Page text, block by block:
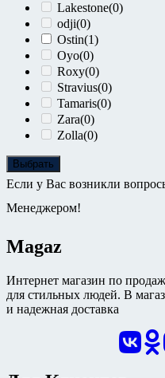
Lakestone(0)
odji(0)
Ostin(1)
Oyo(0)
Roxy(0)
Stravius(0)
Tamaris(0)
Zara(0)
Zolla(0)
Выбрать
Если у Вас возникли
Менеджером!
Magaz
Интернет магазин по
для стильных людей. В
и надежная доставка